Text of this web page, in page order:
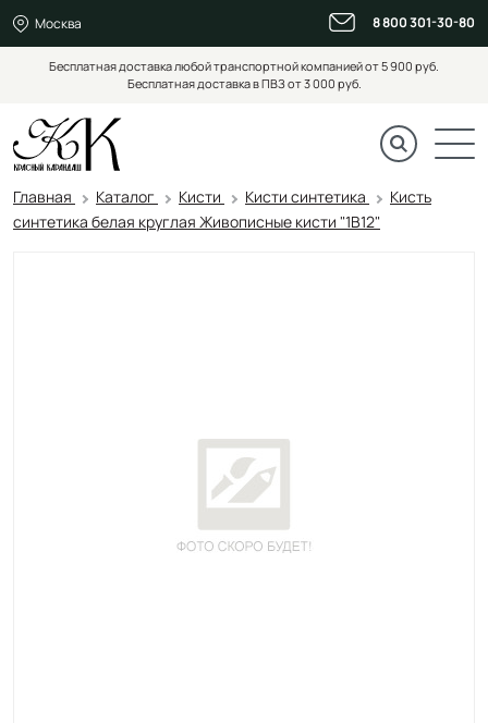
Москва 8 800 301-30-80
Бесплатная доставка любой транспортной компанией от 5 900 руб.
Бесплатная доставка в ПВЗ от 3 000 руб.
Главная Каталог Кисти Кисти синтетика
Кисть
синтетика белая круглая Живописные кисти "1B12"